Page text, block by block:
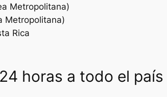
Metropolitana)
Metropolitana)
Rica
horas a todo el